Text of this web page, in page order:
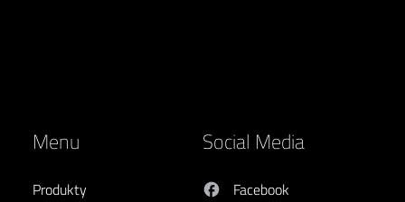
Menu
Produkty
Social Media
Facebook